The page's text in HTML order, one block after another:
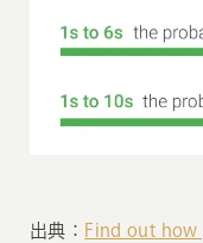
出典： Find out how